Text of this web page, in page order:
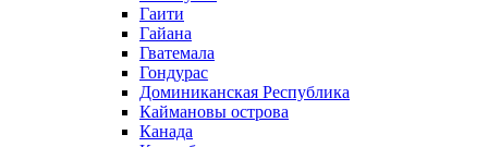
Гаити
Гайана
Гватемала
Гондурас
Доминиканская Республика
Каймановы острова
Канада